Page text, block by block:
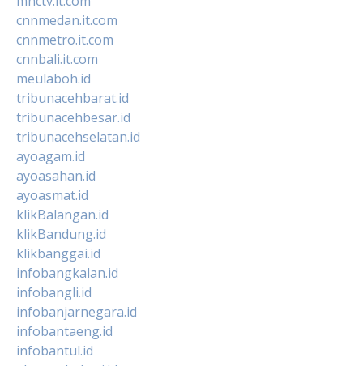
cnnmedan.it.com
cnnmetro.it.com
cnnbali.it.com
meulaboh.id
tribunacehbarat.id
tribunacehbesar.id
tribunacehselatan.id
ayoagam.id
ayoasahan.id
ayoasmat.id
klikBalangan.id
klikBandung.id
klikbanggai.id
infobangkalan.id
infobangli.id
infobanjarnegara.id
infobantaeng.id
infobantul.id